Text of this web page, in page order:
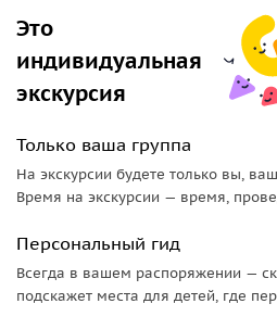
Ширваншахов.
• Посещение дома покойного
Мухаммада) Мирмовсума Ага —
Целителя», который обладал
• Здание Исмаилия, построенное
• Почётное захоронение, где
и Р. Бехбудова.
• Смотровая площадка, откуда
замечательный вид на город Баку
Это
индивидуальная
экскурсия
Только ваша группа
На экскурсии будете только вы,
Время на экскурсии — время,
Персональный гид
Всегда в вашем распоряжении —
подскажет места для детей, где